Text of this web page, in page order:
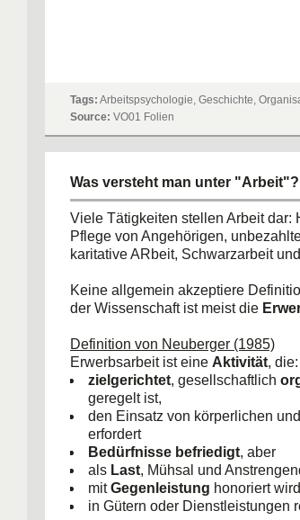
Tags: Arbeitspsychologie, Geschichte,
Source: VO01 Folien
Was versteht man unter
Viele Tätigkeiten stellen Arbeit dar:
Pflege von Angehörigen,
karitative ARbeit, Schwarzarbeit
Keine allgemein akzeptiere
der Wissenschaft ist meist die
Definition von Neuberger (1985)
Erwerbsarbeit ist eine Aktivität, die:
zielgerichtet, gesellschaftlich
geregelt ist,
den Einsatz von körperlichen
erfordert
Bedürfnisse befriedigt, aber
als Last, Mühsal und
mitGegenleistung honoriert
in Gütern oder Dienstleistungen